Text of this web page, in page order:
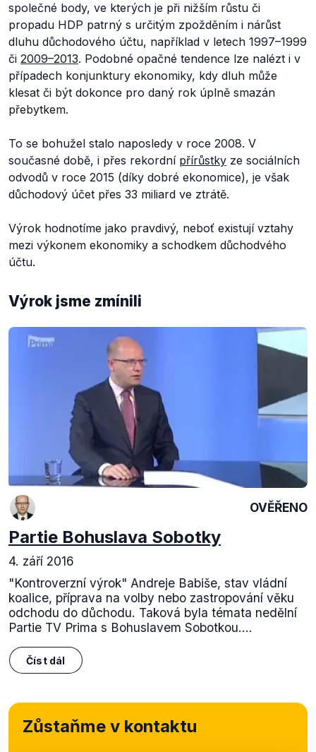
společné body, ve kterých je při nižším růstu či
propadu HDP patrný s určitým zpožděním i nárůst
dluhu důchodového účtu, například v letech 1997–1999
či 2009–2013. Podobné opačné tendence lze nalézt i v
případech konjunktury ekonomiky, kdy dluh může
klesat či být dokonce pro daný rok úplně smazán
přebytkem.
To se bohužel stalo naposledy v roce 2008. V
současné době, i přes rekordní přírůstky ze sociálních
odvodů v roce 2015 (díky dobré ekonomice), je však
důchodový účet přes 33 miliard ve ztrátě.
Výrok hodnotíme jako pravdivý, neboť existují vztahy
mezi výkonem ekonomiky a schodkem důchodvého
účtu.
Výrok jsme zmínili
OVĚŘENO
Partie Bohuslava Sobotky
4. září 2016
"Kontroverzní výrok" Andreje Babiše, stav vládní
koalice, příprava na volby nebo zastropování věku
odchodu do důchodu. Taková byla témata nedělní
Partie TV Prima s Bohuslavem Sobotkou....
Číst dál
Zůstaňme v kontaktu